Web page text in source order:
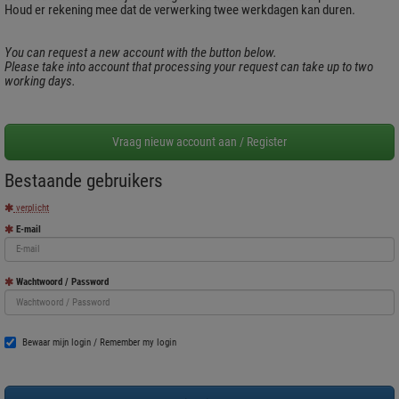
Houd er rekening mee dat de verwerking twee werkdagen kan duren.
You can request a new account with the button below.
Please take into account that processing your request can take up to two
working days.
Bestaande gebruikers
verplicht
E-mail
Wachtwoord / Password
Bewaar mijn login / Remember my login